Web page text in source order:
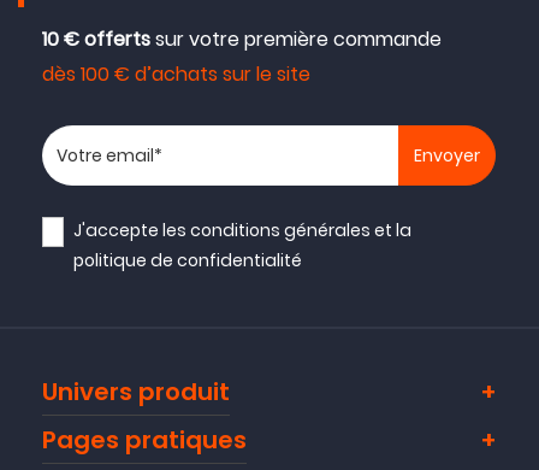
10 € offertssur votre première commande
dès 100 € d’achats sur le site
Votre adresse email
J'accepte lesconditions générales et la
politique de confidentialité
Univers produit
Pages pratiques